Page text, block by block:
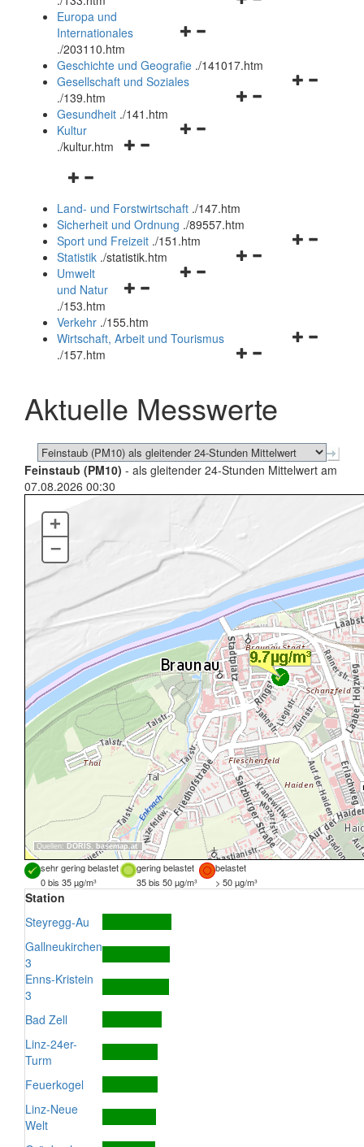
Navigationsmenü
und
schließen
Europa und
Internationales
./203110.htm
Geschichte und Geografie ./141017.htm
Navigationsmenü
Gesellschaft und Soziales
./139.htm
Navigationsmenü
Gesundheit ./141.htm
Navigationsmenü
Kultur
./kultur.htm
Navigationsmenü
und
schließen
Land- und Forstwirtschaft ./147.htm
Sicherheit und Ordnung ./89557.htm
Navigationsmenü
Sport und Freizeit ./151.htm
Navigationsmenü
Statistik ./statistik.htm
Navigationsmenü
und
schließen
Umwelt
und Natur
./153.htm
Verkehr ./155.htm
Navigationsmenü
schließen
Wirtschaft, Arbeit und Tourismus
./157.htm
Aktuelle Messwerte
Feinstaub (PM10) - als gleitender 24-Stunden Mittelwert am
07.08.2026 00:30
Quellen: DORIS, basemap.at
+
–
sehr gering belastet gering belastet
belastet
0 bis 35 µg/m³
35 bis 50 µg/m³ > 50 µg/m³
Station
Steyregg-Au
Gallneukirchen
3
Enns-Kristein
3
Bad Zell
Linz-24er-
Turm
Feuerkogel
Linz-Neue
Welt